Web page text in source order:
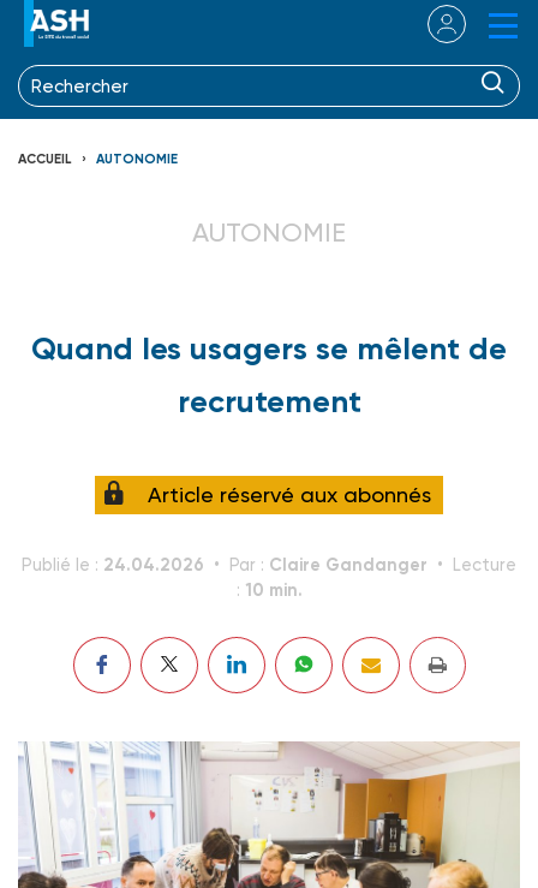
ACCUEIL AUTONOMIE
AUTONOMIE
Quand les usagers se mêlent de
recrutement
Article réservé aux abonnés
Publié le : 24.04.2026 Par : Claire Gandanger
Lecture
: 10 min.